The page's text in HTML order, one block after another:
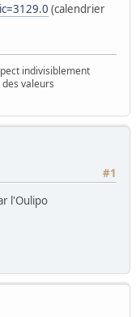
(calendrier
indivisiblement
valeurs
#1
l'Oulipo